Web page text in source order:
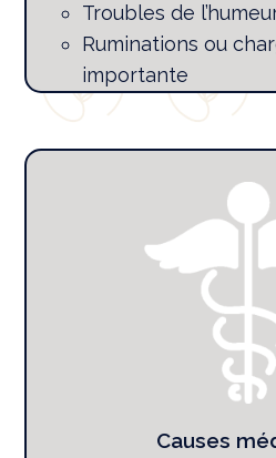
Troubles de
Ruminations ou
importante
Causes